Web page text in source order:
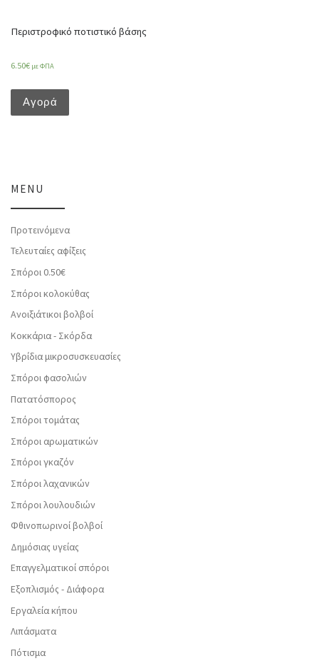
Περιστροφικό ποτιστικό βάσης
6.50€ με ΦΠΑ
Αγορά
MENU
Προτεινόμενα
Τελευταίες αφίξεις
Σπόροι 0.50€
Σπόροι κολοκύθας
Ανοιξιάτικοι βολβοί
Κοκκάρια - Σκόρδα
Υβρίδια μικροσυσκευασίες
Σπόροι φασολιών
Πατατόσπορος
Σπόροι τομάτας
Σπόροι αρωματικών
Σπόροι γκαζόν
Σπόροι λαχανικών
Σπόροι λουλουδιών
Φθινοπωρινοί βολβοί
Δημόσιας υγείας
Επαγγελματικοί σπόροι
Εξοπλισμός - Διάφορα
Εργαλεία κήπου
Λιπάσματα
Πότισμα